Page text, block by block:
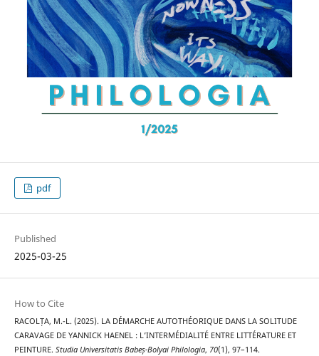
pdf
Published
2025-03-25
How to Cite
RACOLȚA, M.-L. (2025). LA DÉMARCHE AUTOTHÉORIQUE DANS LA SOLITUDE
CARAVAGE DE YANNICK HAENEL : L’INTERMÉDIALITÉ ENTRE LITTÉRATURE ET
PEINTURE. Studia Universitatis Babeș-Bolyai Philologia, 70(1), 97–114.